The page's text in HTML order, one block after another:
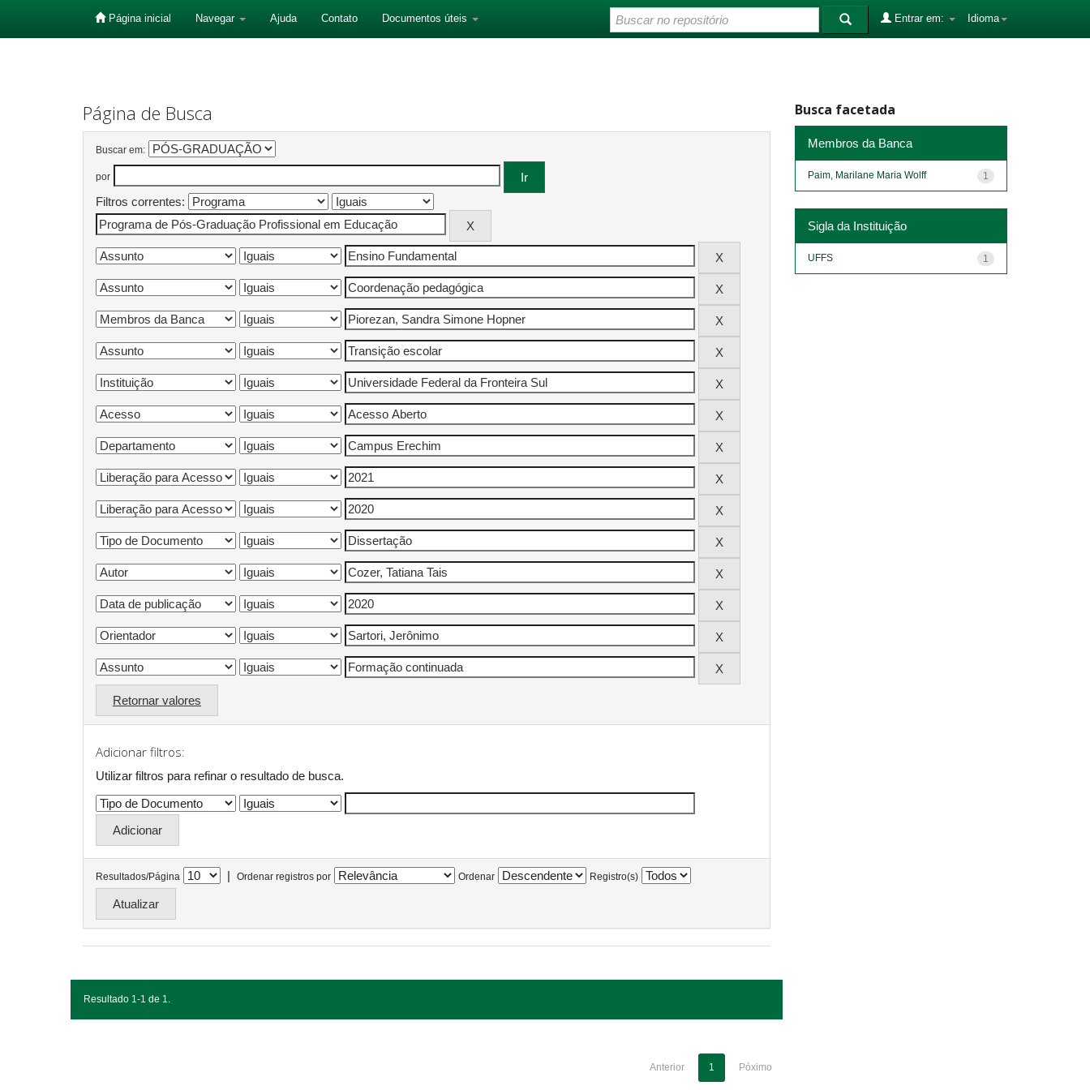
Página inicial Navegar Ajuda Contato Documentos úteis Idioma
Entrar em:
Página de Busca
Buscar em:
por
Filtros correntes:
Retornar valores
Adicionar filtros:
Utilizar filtros para refinar o resultado de busca.
Resultados/Página | Ordenar registros por Ordenar Registro(s)
Resultado 1-1 de 1.
Anterior 1 Póximo
Busca facetada
Membros da Banca
1
Paim, Marilane Maria Wolff
Sigla da Instituição
1
UFFS